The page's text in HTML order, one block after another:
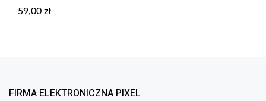
59,00 zł
FIRMA ELEKTRONICZNA PIXEL